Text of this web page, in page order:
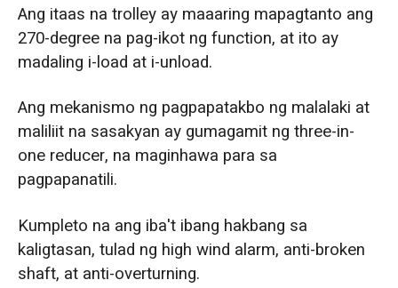
Ang itaas na trolley ay maaaring mapagtanto ang
270-degree na pag-ikot ng function, at ito ay
madaling i-load at i-unload.
Ang mekanismo ng pagpapatakbo ng malalaki at
maliliit na sasakyan ay gumagamit ng three-in-
one reducer, na maginhawa para sa
pagpapanatili.
Kumpleto na ang iba't ibang hakbang sa
kaligtasan, tulad ng high wind alarm, anti-broken
shaft, at anti-overturning.